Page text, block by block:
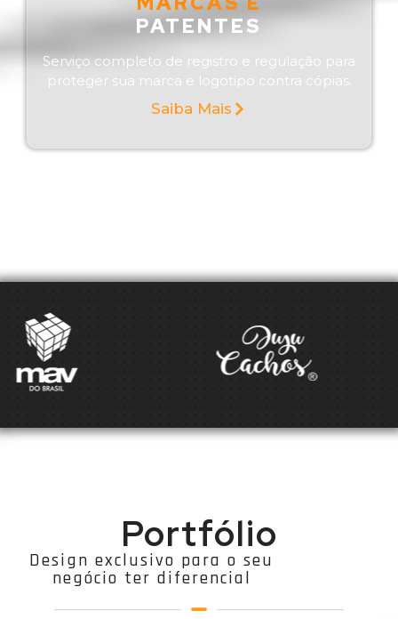
PATENTES
Serviço completo de registro e regulação para
proteger sua marca e logotipo contra cópias.
Saiba Mais
Portfólio
Design exclusivo para o seu
negócio ter diferencial